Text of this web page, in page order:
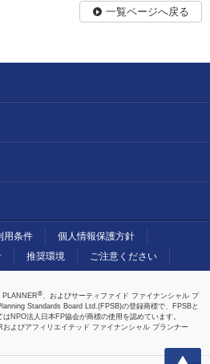
一覧ページへ戻る
上へ
用条件
個人情報保護方針
推奨環境 ご注意ください
®、およびサーティファイド ファイナンシャル プ
Standards Board Ltd.(FPSB)の登録商標で、FPSBと
NPO法人日本FP協会が商標の使用を認めています。
よびアフィリエイテッド ファイナンシャル プランナー